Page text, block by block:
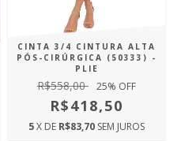
CINTA 3/4 CINTURA ALTA
PÓS-CIRÚRGICA (50333) -
PLIE
R$558,00 25% OFF
R$418,50
5X DE R$83,70 SEM JUROS